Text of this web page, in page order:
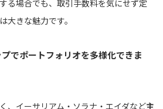
る場合でも、取引手数料を気にせず定
大きな魅力です。
でポートフォリオを多様化できま
、イーサリアム・ソラナ・エイダなど主